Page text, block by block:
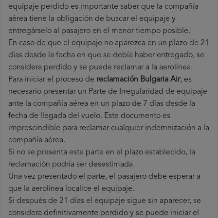
equipaje perdido es importante saber que la compañía
aérea tiene la obligación de buscar el equipaje y
entregárselo al pasajero en el menor tiempo posible.
En caso de que el equipaje no aparezca en un plazo de 21
días desde la fecha en que se debía haber entregado, se
considera perdido y se puede reclamar a la aerolínea.
Para iniciar el proceso de reclamación Bulgaria Air, es
necesario presentar un Parte de Irregularidad de equipaje
ante la compañía aérea en un plazo de 7 días desde la
fecha de llegada del vuelo. Este documento es
imprescindible para reclamar cualquier indemnización a la
compañía aérea.
Si no se presenta este parte en el plazo establecido, la
reclamación podría ser desestimada.
Una vez presentado el parte, el pasajero debe esperar a
que la aerolínea localice el equipaje.
Si después de 21 días el equipaje sigue sin aparecer, se
considera definitivamente perdido y se puede iniciar el